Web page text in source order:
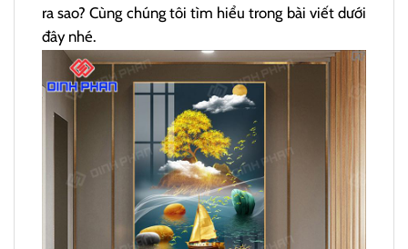
ra sao? Cùng chúng tôi tìm hiểu trong bài viết dưới
đây nhé.